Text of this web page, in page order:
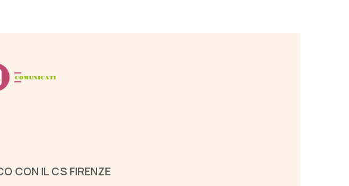
CON IL CS FIRENZE